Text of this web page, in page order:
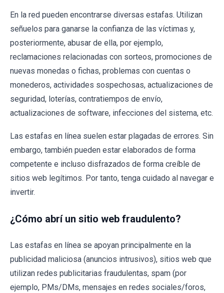
En la red pueden encontrarse diversas estafas. Utilizan
señuelos para ganarse la confianza de las víctimas y,
posteriormente, abusar de ella, por ejemplo,
reclamaciones relacionadas con sorteos, promociones de
nuevas monedas o fichas, problemas con cuentas o
monederos, actividades sospechosas, actualizaciones de
seguridad, loterías, contratiempos de envío,
actualizaciones de software, infecciones del sistema, etc.
Las estafas en línea suelen estar plagadas de errores. Sin
embargo, también pueden estar elaborados de forma
competente e incluso disfrazados de forma creíble de
sitios web legítimos. Por tanto, tenga cuidado al navegar e
invertir.
¿Cómo abrí un sitio web fraudulento?
Las estafas en línea se apoyan principalmente en la
publicidad maliciosa (anuncios intrusivos), sitios web que
utilizan redes publicitarias fraudulentas, spam (por
ejemplo, PMs/DMs, mensajes en redes sociales/foros,